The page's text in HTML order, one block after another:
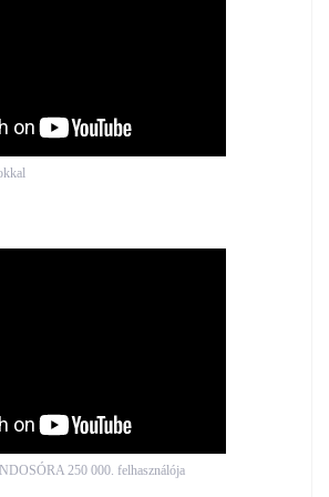
250 000. felhasználója